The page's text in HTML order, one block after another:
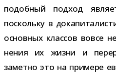
подоб­ный под­ход
поскольку в
основ­ных клас­сов вовсе
не­ния их жизни и
заметно это на при­мере